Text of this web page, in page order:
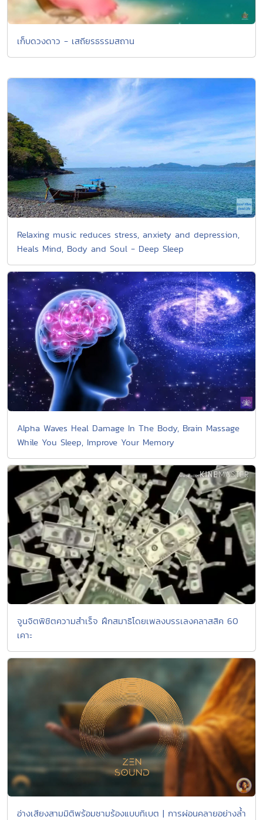
เก็บดวงดาว - เสถียรธรรมสถาน
Relaxing music reduces stress, anxiety and depression,
Heals Mind, Body and Soul - Deep Sleep
Alpha Waves Heal Damage In The Body, Brain Massage
While You Sleep, Improve Your Memory
จูนจิตพิชิตความสำเร็จ ฝึกสมาธิโดยเพลงบรรเลงคลาสสิค 60
เคาะ
อ่างเสียงสามมิติพร้อมชามร้องแบบทิเบต | การผ่อนคลายอย่างล้ำ